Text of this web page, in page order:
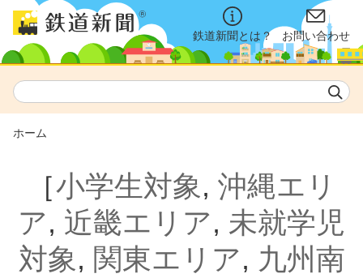
鉄道新聞とは？ お問い合わせ
ホーム
［小学生対象, 沖縄エリ
ア, 近畿エリア, 未就学児
対象, 関東エリア, 九州南